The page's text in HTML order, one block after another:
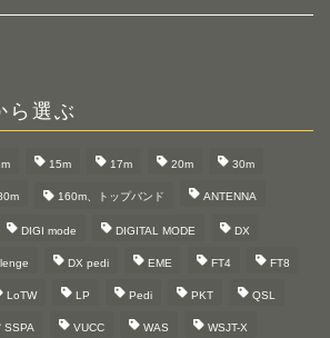
ら選ぶ
15m 17m 20m 30m
160m、トップバンド ANTENNA
DIGI mode DIGITAL MODE DX
DX pedi EME FT4 FT8
LoTW LP Pedi PKT QSL
SSPA VUCC WAS WSJT-X